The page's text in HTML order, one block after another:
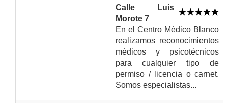
Calle Luis
Morote 7
En el Centro Médico Blanco
realizamos reconocimientos
médicos y psicotécnicos
para cualquier tipo de
permiso / licencia o carnet.
Somos especialistas...